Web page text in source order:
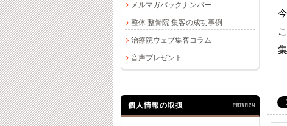
メルマガバックナンバー
整体 整骨院 集客の成功事例
治療院ウェブ集客コラム
音声プレゼント
個人情報の取扱 PRIVACY